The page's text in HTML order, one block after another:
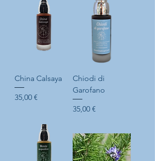
China Calsaya
Prix
35,00 €
Chiodi di
Garofano
Prix
35,00 €